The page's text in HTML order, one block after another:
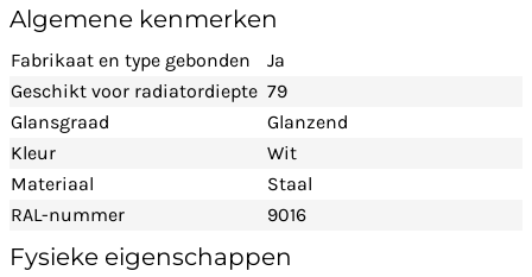
Algemene kenmerken
Fabrikaat en type gebonden
Ja
Geschikt voor radiatordiepte 79
Glansgraad
Glanzend
Kleur
Wit
Materiaal
Staal
RAL-nummer
9016
Fysieke eigenschappen